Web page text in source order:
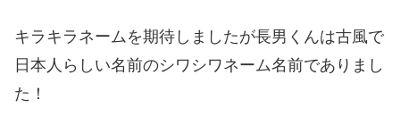
キラキラネームを期待しましたが長男くんは古風で
日本人らしい名前のシワシワネーム名前でありまし
た！